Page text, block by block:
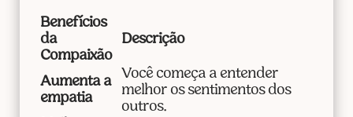
Benefícios
da
Compaixão
Descrição
Aumenta a
empatia
Você começa a entender
melhor os sentimentos dos
outros.